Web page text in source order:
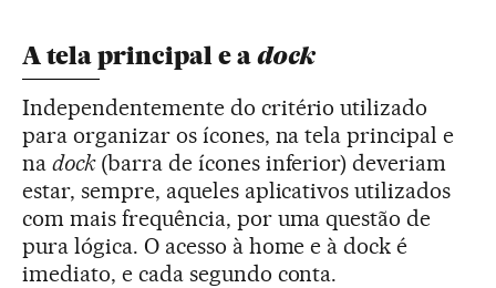
A tela principal e adock
Independentemente do critério utilizado
para organizar os ícones, na tela principal e
na dock(barra de ícones inferior) deveriam
estar, sempre, aqueles aplicativos utilizados
com mais frequência, por uma questão de
pura lógica. O acesso à home e à dock é
imediato, e cada segundo conta.